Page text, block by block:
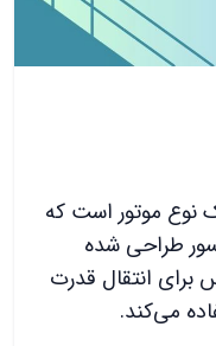
نوع موتور است که
طراحی شده
برای انتقال قدرت
می‌کند.